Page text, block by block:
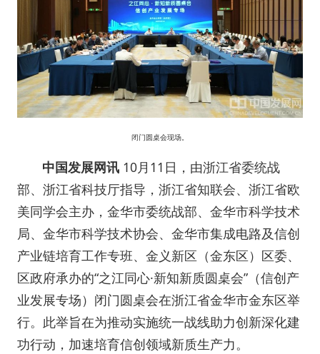
闭门圆桌会现场。
中国发展网讯 10月11日，由浙江省委统战
部、浙江省科技厅指导，浙江省知联会、浙江省欧
美同学会主办，金华市委统战部、金华市科学技术
局、金华市科学技术协会、金华市集成电路及信创
产业链培育工作专班、金义新区（金东区）区委、
区政府承办的“之江同心·新知新质圆桌会”（信创产
业发展专场）闭门圆桌会在浙江省金华市金东区举
行。此举旨在为推动实施统一战线助力创新深化建
功行动，加速培育信创领域新质生产力。